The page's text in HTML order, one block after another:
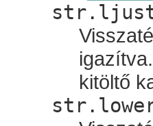
kitöltő